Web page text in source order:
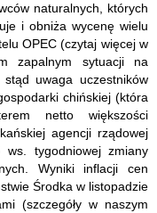
naturalnych, których
i obniża wycenę wielu
OPEC (czytaj więcej w
zapalnym sytuacji na
uwaga uczestników
chińskiej (która
netto większości
agencji rządowej
ws. tygodniowej zmiany
Wyniki inflacji cen
Środka w listopadzie
(szczegóły w naszym